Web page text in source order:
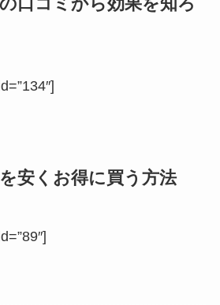
口コミから効果を知ろ
安くお得に買う方法